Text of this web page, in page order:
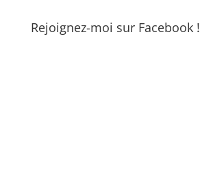
Rejoignez-moi sur Facebook !